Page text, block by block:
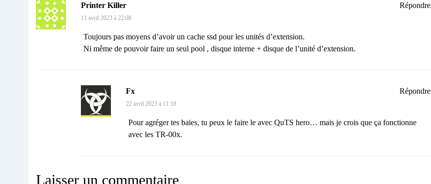
Printer Killer
11 avril 2023 à 22:08
Toujours pas moyens d’avoir un cache ssd pour les unités d’extension.
Ni même de pouvoir faire un seul pool , disque interne + disque de l’unité d’extension.
Répondre
Fx
22 avril 2023 à 11:18
Pour agréger tes baies, tu peux le faire le avec QuTS hero… mais je crois que ça fonctionne
avec les TR-00x.
Répondre
Laisser un commentaire